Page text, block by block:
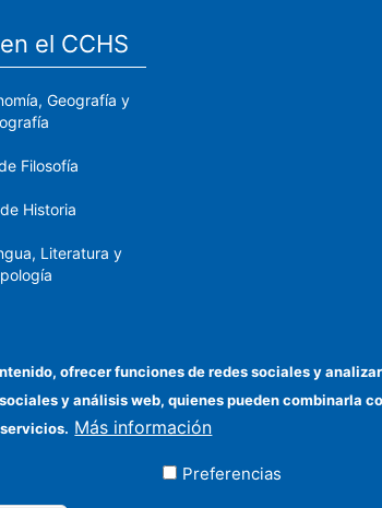
el CCHS
Geografía y
Filosofía
Historia
Literatura y
y Bienes
ofrecer funciones de redes sociales y
y análisis web, quienes pueden combinarla
Más información
Preferencias